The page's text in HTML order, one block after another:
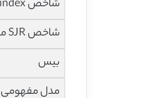
شاخص H_index مجله
شاخص SJR مجله
بیس
مدل مفهومی